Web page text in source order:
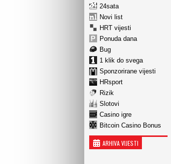
24sata
Novi list
HRT vijesti
Ponuda dana
Bug
1 klik do svega
Sponzorirane vijesti
HRsport
Rizik
Slotovi
Casino igre
Bitcoin Casino Bonus
ARHIVA VIJESTI